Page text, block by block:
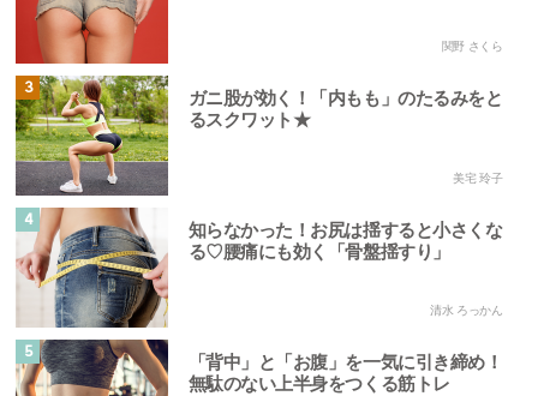
関野 さくら
3
ガニ股が効く！「内もも」のたるみをと
るスクワット★
美宅 玲子
4
知らなかった！お尻は揺すると小さくな
る♡腰痛にも効く「骨盤揺すり」
清水 ろっかん
5
「背中」と「お腹」を一気に引き締め！
無駄のない上半身をつくる筋トレ